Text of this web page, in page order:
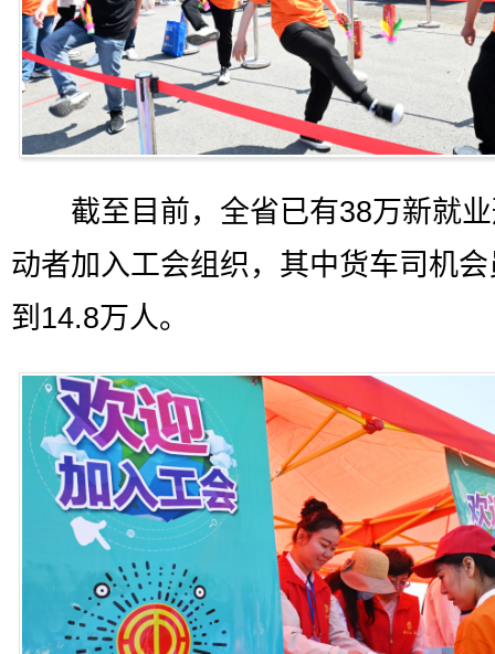
截至目前，全省已有38万新就业
动者加入工会组织，其中货车司机
到14.8万人。